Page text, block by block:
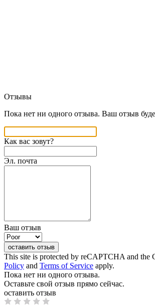
Отзывы
Пока нет ни одного отзыва. Ваш отзыв
Как вас зовут?
Эл. почта
Ваш отзыв
оставить отзыв
This site is protected by reCAPTCHA and the
Policy and Terms of Service apply.
Пока нет ни одного отзыва.
Оставьте свой отзыв прямо сейчас.
оставить отзыв